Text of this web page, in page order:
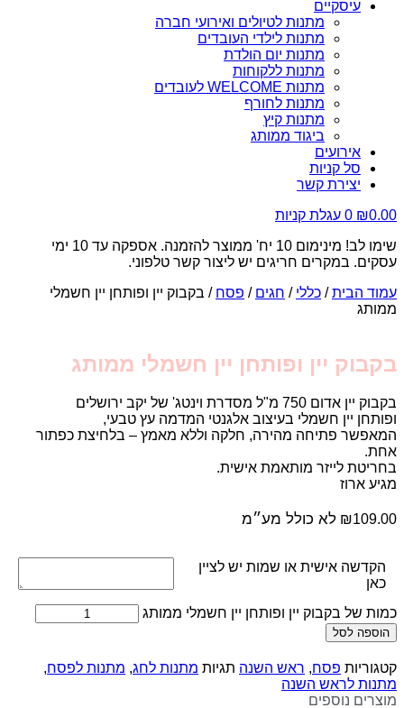
עיסקיים
מתנות לטיולים ואירועי חברה
מתנות לילדי העובדים
מתנות יום הולדת
מתנות ללקוחות
מתנות WELCOME לעובדים
מתנות לחורף
מתנות קיץ
ביגוד ממותג
אירועים
סל קניות
יצירת קשר
₪0.00
0 עגלת קניות
שימו לב! מינימום 10 יח' ממוצר להזמנה. אספקה עד 10 ימי
עסקים. במקרים חריגים יש ליצור קשר טלפוני.
עמוד הבית/ כללי / חגים / פסח / בקבוק יין ופותחן יין חשמלי
ממותג
בקבוק יין ופותחן יין חשמלי ממותג
בקבוק יין אדום 750 מ"ל מסדרת וינטג' של יקב ירושלים
ופותחן יין חשמלי בעיצוב אלגנטי המדמה עץ טבעי,
המאפשר פתיחה מהירה, חלקה וללא מאמץ – בלחיצת כפתור
אחת.
בחריטת לייזר מותאמת אישית.
מגיע ארוז
₪109.00 לא כולל מע״מ
הקדשה אישית או שמות יש לציין
כאן
כמות של בקבוק יין ופותחן יין חשמלי ממותג
הוספה לסל
קטגוריות פסח, ראש השנה תגיות מתנות לחג, מתנות לפסח,
מתנות לראש השנה
מוצרים נוספים